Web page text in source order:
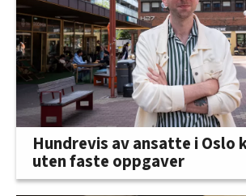
Hundrevis av ansatte i Oslo
uten faste oppgaver